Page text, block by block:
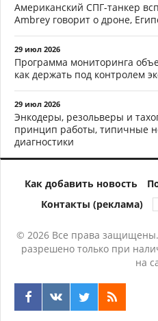
Американский СПГ-танкер
Ambrey говорит о дроне,
29 июл 2026
Программа мониторинга
как держать под контролем
29 июл 2026
Энкодеры, резольверы и
принцип работы, типичные
диагностики
Как добавить новость
Контакты (реклама)
© 2026 Все права
разрешено только при
на